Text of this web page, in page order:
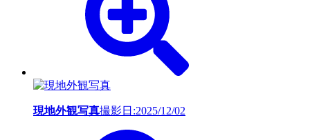
現地外観写真撮影日:2025/12/02